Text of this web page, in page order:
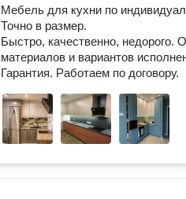
Мебель для кухни по
Точно в размер.
Быстро, качественно, недорого.
материалов и вариантов
Гарантия. Работаем по договору.